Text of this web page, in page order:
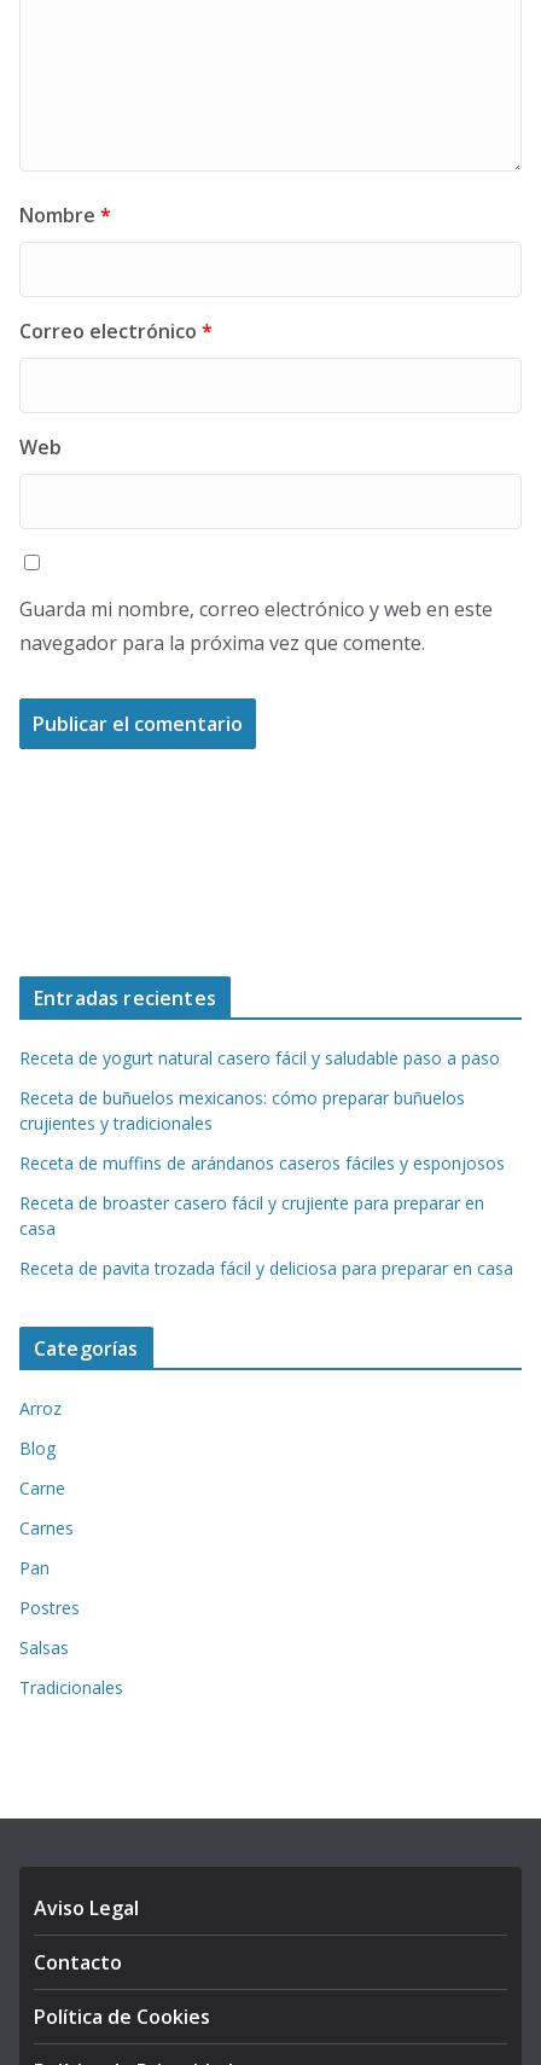
Nombre *
Correo electrónico *
Web
Guarda mi nombre, correo electrónico y web en este
navegador para la próxima vez que comente.
Entradas recientes
Receta de yogurt natural casero fácil y saludable paso a paso
Receta de buñuelos mexicanos: cómo preparar buñuelos
crujientes y tradicionales
Receta de muffins de arándanos caseros fáciles y esponjosos
Receta de broaster casero fácil y crujiente para preparar en
casa
Receta de pavita trozada fácil y deliciosa para preparar en casa
Categorías
Arroz
Blog
Carne
Carnes
Pan
Postres
Salsas
Tradicionales
Aviso Legal
Contacto
Política de Cookies